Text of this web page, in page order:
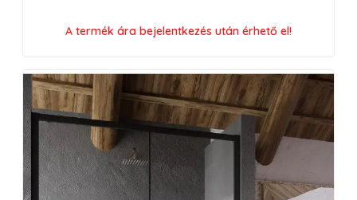
A termék ára bejelentkezés után érhető el!